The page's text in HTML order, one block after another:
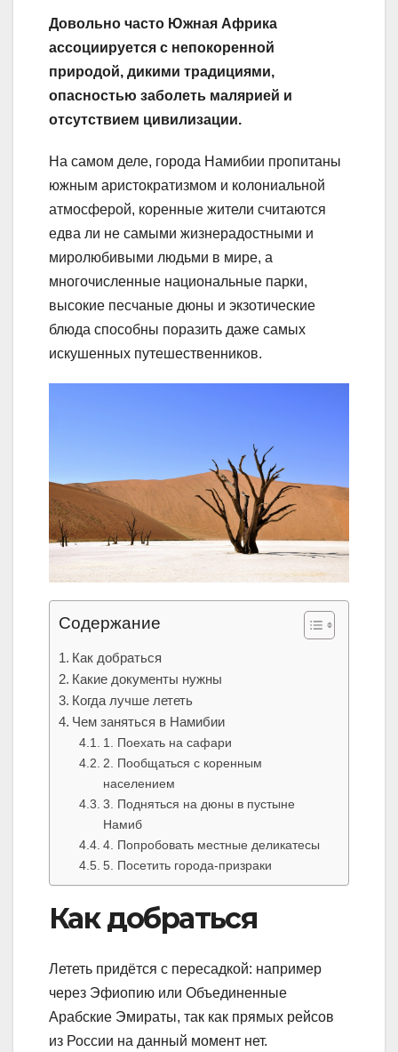
Довольно часто Южная Африка
ассоциируется с непокоренной
природой, дикими традициями,
опасностью заболеть малярией и
отсутствием цивилизации.
На самом деле, города Намибии пропитаны
южным аристократизмом и колониальной
атмосферой, коренные жители считаются
едва ли не самыми жизнерадостными и
миролюбивыми людьми в мире, а
многочисленные национальные парки,
высокие песчаные дюны и экзотические
блюда способны поразить даже самых
искушенных путешественников.
Содержание
Как добраться
Какие документы нужны
Когда лучше лететь
Чем заняться в Намибии
1. Поехать на сафари
2. Пообщаться с коренным
населением
3. Подняться на дюны в пустыне
Намиб
4. Попробовать местные деликатесы
5. Посетить города-призраки
Как добраться
Лететь придётся с пересадкой: например
через Эфиопию или Объединенные
Арабские Эмираты, так как прямых рейсов
из России на данный момент нет.